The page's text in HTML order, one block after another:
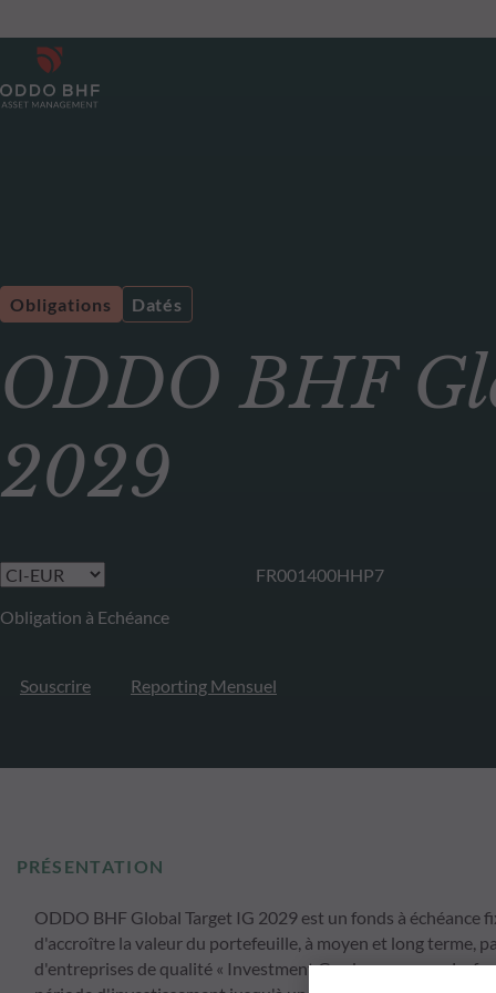
ODDO BHF
2029
Obligations Datés
FR001400HHP7
Obligation à Echéance
Souscrire Reporting Mensuel
PRÉSENTATION
ODDO BHF Global Target IG 2029 est un fonds à
d'accroître la valeur du portefeuille, à moyen et long terme,
d'entreprises de qualité « Investment Grade » en euros. Le